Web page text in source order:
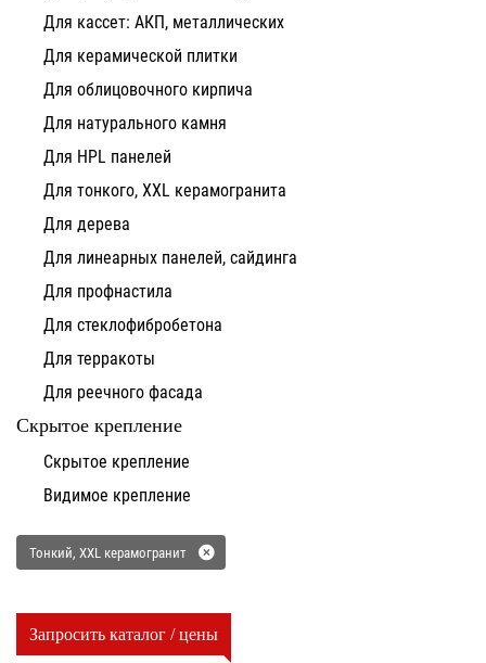
Для кассет: АКП, металлических
Для керамической плитки
Для облицовочного кирпича
Для натурального камня
Для HPL панелей
Для тонкого, XXL керамогранита
Для дерева
Для линеарных панелей, сайдинга
Для профнастила
Для стеклофибробетона
Для терракоты
Для реечного фасада
Скрытое крепление
Скрытое крепление
Видимое крепление
Тонкий, XXL керамогранит
Запросить каталог / цены